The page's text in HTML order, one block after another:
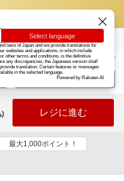
ループ カード
お知らせ ヘルプ
ログイン
) レジに進む
最大1,000ポイント！